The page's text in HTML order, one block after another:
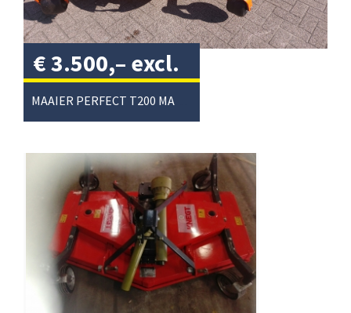
€3.500,– excl.
btw/